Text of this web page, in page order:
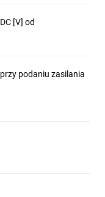
[V] od
podaniu zasilania